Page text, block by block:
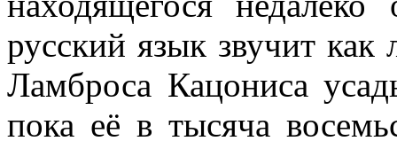
русский язык звучит
Ламброса Кацониса
пока её в тысяча